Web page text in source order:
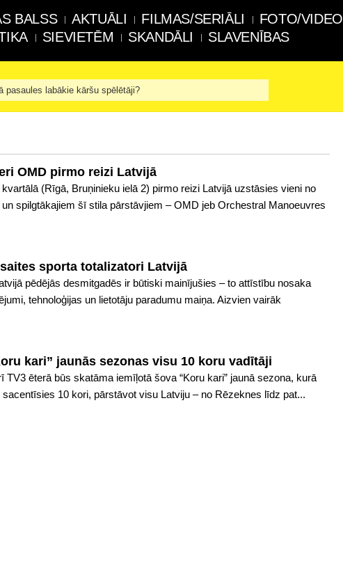
BALSS AKTUĀLI FILMAS/SERIĀLI FOTO/VIDEO
SIEVIETĒM SKANDĀLI SLAVENĪBAS
pasaules labākie kāršu spēlētāji?
OMD pirmo reizi Latvijā
(Rīgā, Bruņinieku ielā 2) pirmo reizi Latvijā uzstāsies vieni no
spilgtākajiem šī stila pārstāvjiem – OMD jeb Orchestral Manoeuvres
sporta totalizatori Latvijā
pēdējās desmitgadēs ir būtiski mainījušies – to attīstību nosaka
tehnoloģijas un lietotāju paradumu maiņa. Aizvien vairāk
kari” jaunās sezonas visu 10 koru vadītāji
TV3 ēterā būs skatāma iemīļotā šova “Koru kari” jaunā sezona, kurā
sacentīsies 10 kori, pārstāvot visu Latviju – no Rēzeknes līdz pat...